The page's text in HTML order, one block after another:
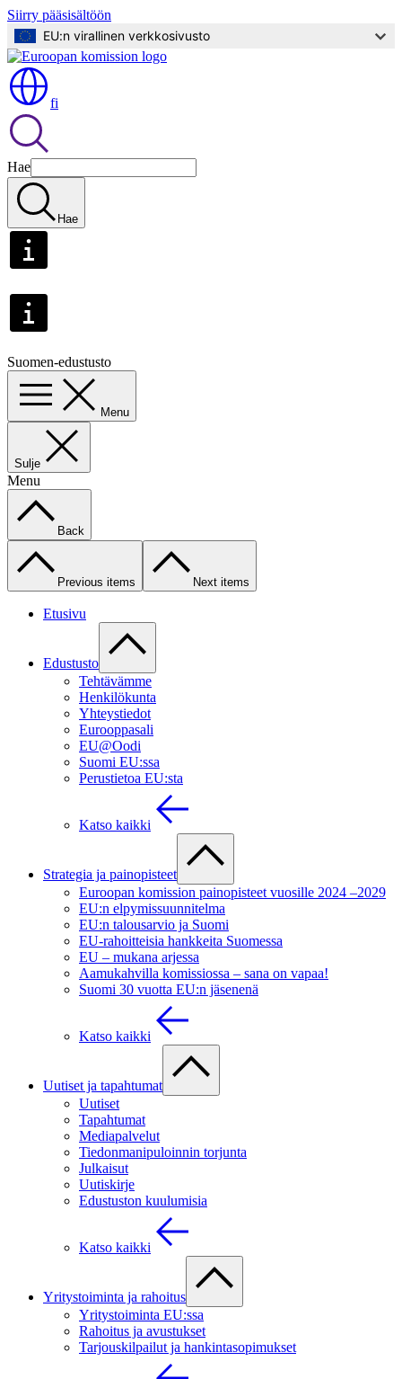
Siirry pääsisältöön
EU:n virallinen verkkosivusto
fi
Hae
Hae
Suomen-edustusto
Menu
Sulje
Menu
Back
Previous items Next items
Etusivu
Edustusto
Tehtävämme
Henkilökunta
Yhteystiedot
Eurooppasali
EU@Oodi
Suomi EU:ssa
Perustietoa EU:sta
Katso kaikki
Strategia ja painopisteet
Euroopan komission painopisteet vuosille 2024 –2029
EU:n elpymissuunnitelma
EU:n talousarvio ja Suomi
EU-rahoitteisia hankkeita Suomessa
EU – mukana arjessa
Aamukahvilla komissiossa – sana on vapaa!
Suomi 30 vuotta EU:n jäsenenä
Katso kaikki
Uutiset ja tapahtumat
Uutiset
Tapahtumat
Mediapalvelut
Tiedonmanipuloinnin torjunta
Julkaisut
Uutiskirje
Edustuston kuulumisia
Katso kaikki
Yritystoiminta ja rahoitus
Yritystoiminta EU:ssa
Rahoitus ja avustukset
Tarjouskilpailut ja hankintasopimukset